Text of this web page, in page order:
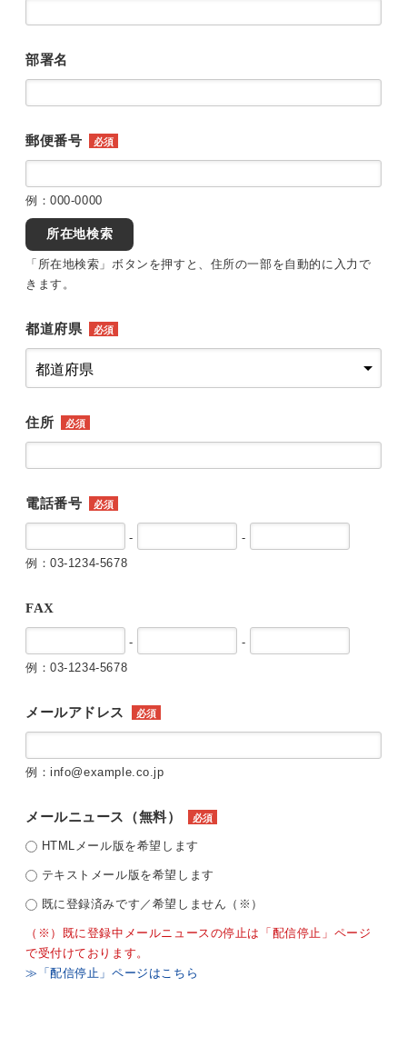
部署名
郵便番号 必須
例：000-0000
所在地検索
「所在地検索」ボタンを押すと、住所の一部を自動的に入力で
きます。
都道府県 必須
住所 必須
電話番号 必須
-
-
例：03-1234-5678
FAX
-
-
例：03-1234-5678
メールアドレス 必須
例：info@example.co.jp
メールニュース（無料） 必須
HTMLメール版を希望します
テキストメール版を希望します
既に登録済みです／希望しません（※）
（※）既に登録中メールニュースの停止は「配信停止」ページ
で受付けております。
≫「配信停止」ページはこちら